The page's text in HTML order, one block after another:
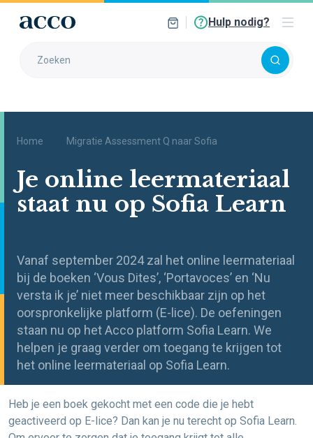
Hulp nodig?
Home Migratie Assessment Q naar Sofia
Je online leermateriaal
staat nu op Sofia Learn
Vanaf september 2024 zal het online leermateriaal
bij de boeken ‘Vous Dites’, ‘Portavoces’ en ‘Nu
versta ik je’ niet meer beschikbaar zijn op het
oorspronkelijke platform (E-lice). De oefeningen
staan nu op het Acco platform Sofia Learn. We
helpen je graag verder om toegang te krijgen tot
het online leermateriaal op Sofia Learn.
Heb je een boek gekocht met een code die je hebt
geactiveerd op E-lice? Dan kan je nu terecht op Sofia Learn.